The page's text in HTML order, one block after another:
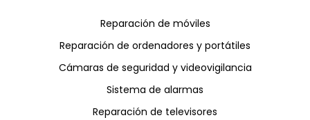
Reparación de móviles
Reparación de ordenadores y portátiles
Cámaras de seguridad y videovigilancia
Sistema de alarmas
Reparación de televisores